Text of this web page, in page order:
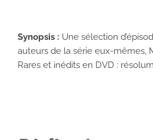
Synopsis : Une sélection
auteurs de la série eux-mêmes,
Rares et inédits en DVD :